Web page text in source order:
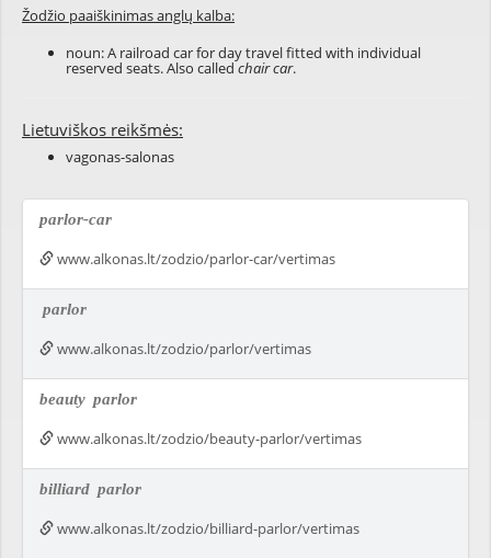
Žodžio paaiškinimas anglų kalba:
noun: A railroad car for day travel fitted with individual
reserved seats. Also calledchair car.
Lietuviškos reikšmės:
vagonas-salonas
parlor-car
www.alkonas.lt/zodzio/parlor-car/vertimas
parlor
www.alkonas.lt/zodzio/parlor/vertimas
beauty parlor
www.alkonas.lt/zodzio/beauty-parlor/vertimas
billiard parlor
www.alkonas.lt/zodzio/billiard-parlor/vertimas